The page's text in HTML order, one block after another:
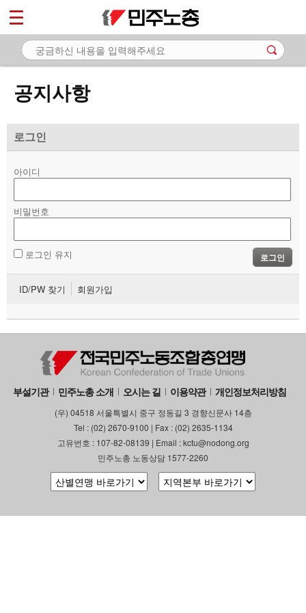
공지사항
로그인
아이디
비밀번호
로그인 유지 로그인
ID/PW 찾기 회원가입
부설기관 민주노총 소개 오시는 길 이용약관 개인정보처리방침
(우) 04518 서울특별시 중구 정동길 3 경향신문사 14층
Tel : (02) 2670-9100 | Fax : (02) 2635-1134
고유번호 : 107-82-08139 | Email : kctu@nodong.org
민주노총 노동상담 1577-2260
마이페이지
소개
- 공지사항
- 성명·보도
자료
부설기관
업무